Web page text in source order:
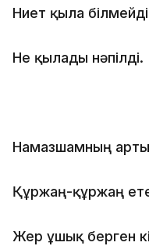
Ниет қыла
Не қылады нәпілді.
Намазшамның
Құржаң-құржаң
Жер ұшық берген